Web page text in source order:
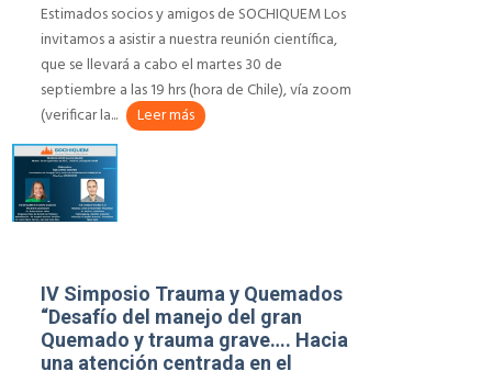
Estimados socios y amigos de SOCHIQUEM Los
invitamos a asistir a nuestra reunión científica,
que se llevará a cabo el martes 30 de
septiembre a las 19 hrs (hora de Chile), vía zoom
(verificar la...
Leer más
IV Simposio Trauma y Quemados
“Desafío del manejo del gran
Quemado y trauma grave…. Hacia
una atención centrada en el